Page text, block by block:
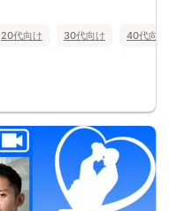
20代向け 30代向け 40代向け